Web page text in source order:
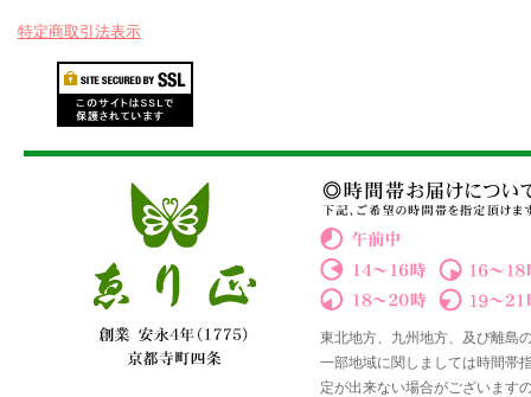
特定商取引法表示
東北地方、九州地方、及び離島
一部地域に関しましては時間帯
定が出来ない場合がございます